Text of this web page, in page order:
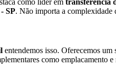
SP. Não importa a complexidade
entendemos isso. Oferecemos um
como emplacamento